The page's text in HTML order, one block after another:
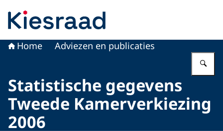
Home Adviezen en publicaties
Statistische gegevens
Tweede Kamerverkiezing
2006